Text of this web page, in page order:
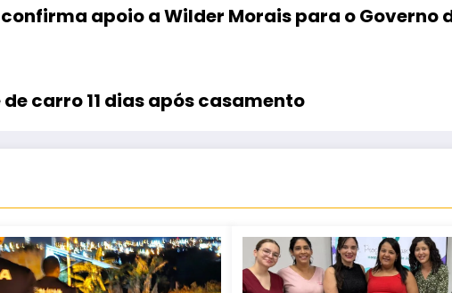
apoio a Wilder Morais para o Governo
carro 11 dias após casamento